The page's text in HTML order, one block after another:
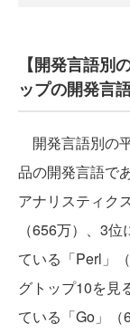
【開発言語別
ップの開発言
開発言語別の
品の開発言語で
アナリスティク
（656万）、3
ている「Perl」
グトップ10を見
ている「Go」（